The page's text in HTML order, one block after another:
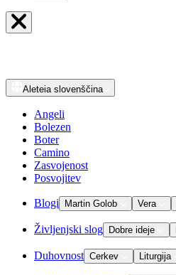
Aleteia slovenščina
Angeli
Bolezen
Boter
Camino
Zasvojenost
Posvojitev
Blogi Martin Golob Vera
Življenjski slog Dobre ideje
Duhovnost Cerkev Liturgija